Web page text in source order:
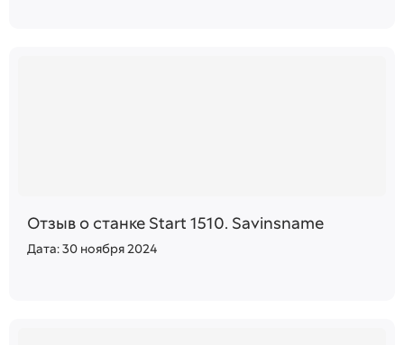
Отзыв о станке Start 1510. Savinsname
Дата: 30 ноября 2024